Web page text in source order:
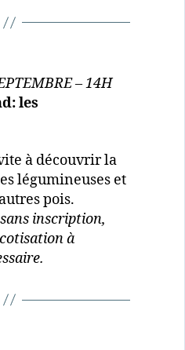
– 14H
les
à découvrir la
légumineuses et
pois.
inscription,
à